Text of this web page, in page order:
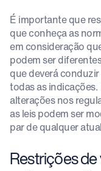
É importante que
que conheça as
em consideração
podem ser
que deverá
todas as
alterações nos
as leis podem ser
par de qualquer
Restrições de